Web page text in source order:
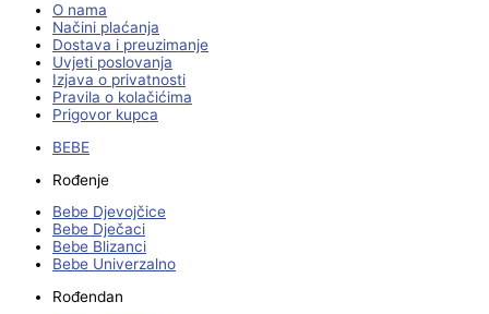
O nama
Načini plaćanja
Dostava i preuzimanje
Uvjeti poslovanja
Izjava o privatnosti
Pravila o kolačićima
Prigovor kupca
BEBE
Rođenje
Bebe Djevojčice
Bebe Dječaci
Bebe Blizanci
Bebe Univerzalno
Rođendan